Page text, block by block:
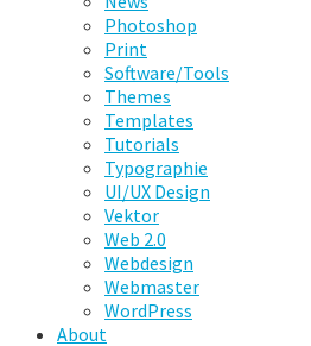
Photoshop
Print
Software/Tools
Themes
Templates
Tutorials
Typographie
UI/UX Design
Vektor
Web 2.0
Webdesign
Webmaster
WordPress
About